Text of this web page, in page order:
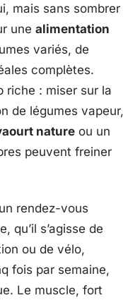
mais sans sombrer
une alimentation
variés, de
complètes.
riche : miser sur la
de légumes vapeur,
nature ou un
peuvent freiner
un rendez-vous
qu’il s’agisse de
ou de vélo,
fois par semaine,
Le muscle, fort